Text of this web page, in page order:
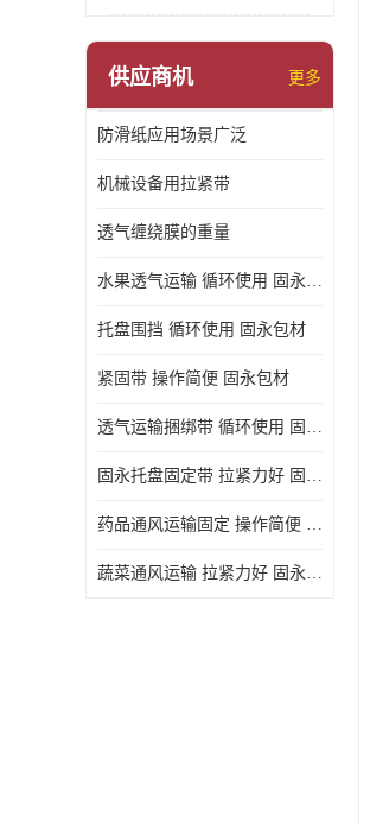
供应商机 更多
防滑纸应用场景广泛
机械设备用拉紧带
透气缠绕膜的重量
水果透气运输 循环使用 固永包材
托盘围挡 循环使用 固永包材
紧固带 操作简便 固永包材
透气运输捆绑带 循环使用 固永包材
固永托盘固定带 拉紧力好 固永包材
药品通风运输固定 操作简便 固永包材
蔬菜通风运输 拉紧力好 固永包材